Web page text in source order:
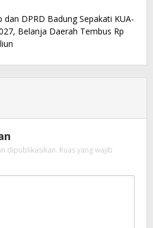
dan DPRD Badung Sepakati KUA-
Belanja Daerah Tembus Rp
dipublikasikan. Ruas yang wajib